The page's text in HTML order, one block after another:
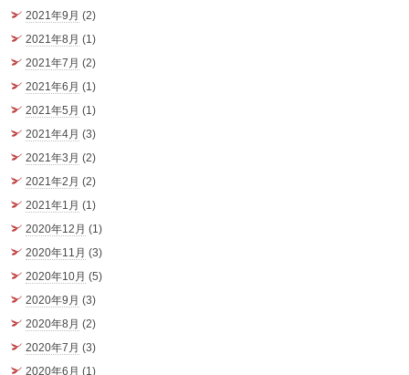
2021年9月 (2)
2021年8月 (1)
2021年7月 (2)
2021年6月 (1)
2021年5月 (1)
2021年4月 (3)
2021年3月 (2)
2021年2月 (2)
2021年1月 (1)
2020年12月 (1)
2020年11月 (3)
2020年10月 (5)
2020年9月 (3)
2020年8月 (2)
2020年7月 (3)
2020年6月 (1)